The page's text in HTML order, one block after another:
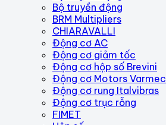
Bộ truyền động
BRM Multipliers
CHIARAVALLI
Động cơ AC
Động cơ giảm tốc
Động cơ hộp số Brevini
Động cơ Motors Varmec
Động cơ rung Italvibras
Động cơ trục rỗng
FIMET